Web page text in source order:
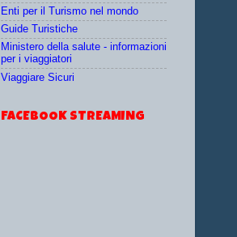
Enti per il Turismo nel mondo
Guide Turistiche
Ministero della salute - informazioni
per i viaggiatori
Viaggiare Sicuri
FACEBOOK STREAMING